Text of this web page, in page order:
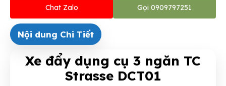
Chat Zalo Gọi 0909797251
Nội dung Chi Tiết
Xe đẩy dụng cụ 3 ngăn TC
Strasse DCT01